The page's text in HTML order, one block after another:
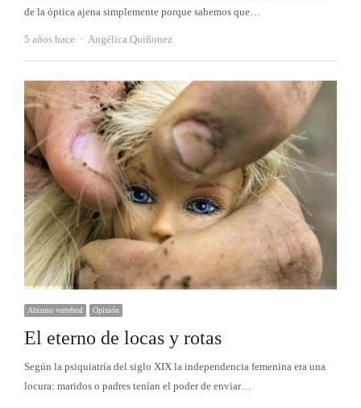
de la óptica ajena simplemente porque sabemos que…
5 años hace Autor
Angélica Quiñonez
Abismo vertebral Opinión
El eterno de locas y rotas
Según la psiquiatría del siglo XIX la independencia femenina era una
locura: maridos o padres tenían el poder de enviar…